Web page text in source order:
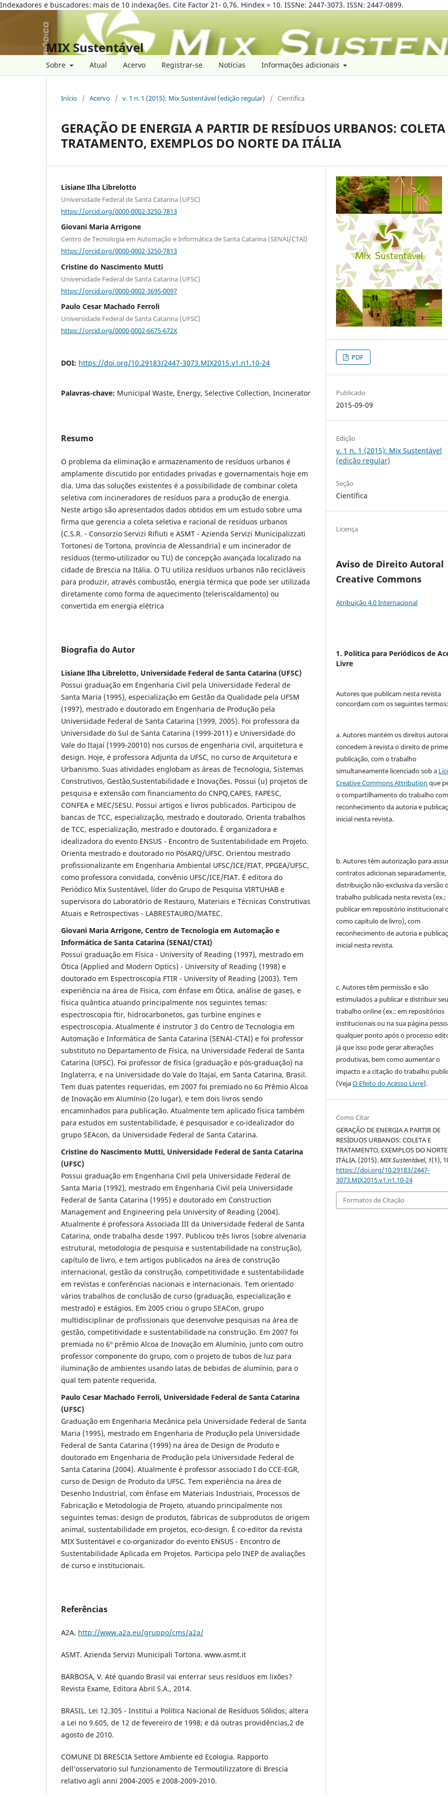
Indexadores e buscadores: mais de 10 indexações. Cite Factor 21- 0,76. Hindex = 10. ISSNe: 2447-3073. ISSN: 2447-0899.
MIX Sustentável
Sobre Atual Acervo Registrar-se Notícias Informações adicionais
Início / Acervo / v. 1 n. 1 (2015): Mix Sustentável (edição regular) / Científica
GERAÇÃO DE ENERGIA A PARTIR DE RESÍDUOS URBANOS: COLETA
TRATAMENTO, EXEMPLOS DO NORTE DA ITÁLIA
Lisiane Ilha Librelotto
Universidade Federal de Santa Catarina (UFSC)
https://orcid.org/0000-0002-3250-7813
Giovani Maria Arrigone
Centro de Tecnologia em Automação e Informática de Santa Catarina (SENAI/CTAI)
https://orcid.org/0000-0002-3250-7813
Cristine do Nascimento Mutti
Universidade Federal de Santa Catarina (UFSC)
https://orcid.org/0000-0002-3695-0097
Paulo Cesar Machado Ferroli
Universidade Federal de Santa Catarina (UFSC)
https://orcid.org/0000-0002-6675-672X
DOI: https://doi.org/10.29183/2447-3073.MIX2015.v1.n1.10-24
Palavras-chave: Municipal Waste, Energy, Selective Collection, Incinerator
Resumo
O problema da eliminação e armazenamento de resíduos urbanos é
amplamente discutido por entidades privadas e governamentais hoje em
dia. Uma das soluções existentes é a possibilidade de combinar coleta
seletiva com incineradores de resíduos para a produção de energia.
Neste artigo são apresentados dados obtidos em um estudo sobre uma
firma que gerencia a coleta seletiva e racional de resíduos urbanos
(C.S.R. - Consorzio Servizi Rifiuti e ASMT - Azienda Servizi Municipalizzati
Tortonesi de Tortona, província de Alessandria) e um incinerador de
resíduos (termo-utilizador ou TU) de concepção avançada localizado na
cidade de Brescia na Itália. O TU utiliza resíduos urbanos não recicláveis
para produzir, através combustão, energia térmica que pode ser utilizada
diretamente como forma de aquecimento (teleriscaldamento) ou
convertida em energia elétrica
Biografia do Autor
Lisiane Ilha Librelotto, Universidade Federal de Santa Catarina (UFSC)
Possui graduação em Engenharia Civil pela Universidade Federal de
Santa Maria (1995), especialização em Gestão da Qualidade pela UFSM
(1997), mestrado e doutorado em Engenharia de Produção pela
Universidade Federal de Santa Catarina (1999, 2005). Foi professora da
Universidade do Sul de Santa Catarina (1999-2011) e Universidade do
Vale do Itajaí (1999-20010) nos cursos de engenharia civil, arquitetura e
design. Hoje, é professora Adjunta da UFSC, no curso de Arquitetura e
Urbanismo. Suas atividades englobam as áreas de Tecnologia, Sistemas
Construtivos, Gestão,Sustentabilidade e Inovações. Possui (u) projetos de
pesquisa e extensão com financiamento do CNPQ,CAPES, FAPESC,
CONFEA e MEC/SESU. Possui artigos e livros publicados. Participou de
bancas de TCC, especialização, mestrado e doutorado. Orienta trabalhos
de TCC, especialização, mestrado e doutorado. È organizadora e
idealizadora do evento ENSUS - Encontro de Sustentabilidade em Projeto.
Orienta mestrado e doutorado no PósARQ/UFSC. Orientou mestrado
profissionalizante em Engenharia Ambiental UFSC/ICE/FIAT, PPGEA/UFSC,
como professora convidada, convênio UFSC/ICE/FIAT. É editora do
Periódico Mix Sustentável, líder do Grupo de Pesquisa VIRTUHAB e
supervisora do Laboratório de Restauro, Materiais e Técnicas Construtivas
Atuais e Retrospectivas - LABRESTAURO/MATEC.
Giovani Maria Arrigone, Centro de Tecnologia em Automação e
Informática de Santa Catarina (SENAI/CTAI)
Possui graduação em Física - University of Reading (1997), mestrado em
Ótica (Applied and Modern Optics) - University of Reading (1998) e
doutorado em Espectroscopia FTIR - University of Reading (2003). Tem
experiência na área de Física, com ênfase em Ótica, análise de gases, e
física quântica atuando principalmente nos seguintes temas:
espectroscopia ftir, hidrocarbonetos, gas turbine engines e
espectroscopia. Atualmente é instrutor 3 do Centro de Tecnologia em
Automação e Informática de Santa Catarina (SENAI-CTAI) e foi professor
substituto no Departamento de Física, na Universidade Federal de Santa
Catarina (UFSC). Foi professor de física (graduação e pós-graduação) na
Inglaterra, e na Universidade do Vale do Itajaí, em Santa Catarina, Brasil.
Tem duas patentes requeridas, em 2007 foi premiado no 6o Prêmio Alcoa
de Inovação em Alumínio (2o lugar), e tem dois livros sendo
encaminhados para publicação. Atualmente tem aplicado física também
para estudos em sustentabilidade, é pesquisador e co-idealizador do
grupo SEAcon, da Universidade Federal de Santa Catarina.
Cristine do Nascimento Mutti, Universidade Federal de Santa Catarina
(UFSC)
Possui graduação em Engenharia Civil pela Universidade Federal de
Santa Maria (1992), mestrado em Engenharia Civil pela Universidade
Federal de Santa Catarina (1995) e doutorado em Construction
Management and Engineering pela University of Reading (2004).
Atualmente é professora Associada III da Universidade Federal de Santa
Catarina, onde trabalha desde 1997. Publicou três livros (sobre alvenaria
estrutural, metodologia de pesquisa e sustentabilidade na construção),
capítulo de livro, e tem artigos publicados na área de construção
internacional, gestão da construção, competitividade e sustentabilidade
em revistas e conferências nacionais e internacionais. Tem orientado
vários trabalhos de conclusão de curso (graduação, especialização e
mestrado) e estágios. Em 2005 criou o grupo SEACon, grupo
multidisciplinar de profissionais que desenvolve pesquisas na área de
gestão, competitividade e sustentabilidade na construção. Em 2007 foi
premiada no 6º prêmio Alcoa de Inovação em Alumínio, junto com outro
professor componente do grupo, com o projeto de tubos de luz para
iluminação de ambientes usando latas de bebidas de alumínio, para o
qual tem patente requerida.
Paulo Cesar Machado Ferroli, Universidade Federal de Santa Catarina
(UFSC)
Graduação em Engenharia Mecânica pela Universidade Federal de Santa
Maria (1995), mestrado em Engenharia de Produção pela Universidade
Federal de Santa Catarina (1999) na área de Design de Produto e
doutorado em Engenharia de Produção pela Universidade Federal de
Santa Catarina (2004). Atualmente é professor associado I do CCE-EGR,
curso de Design de Produto da UFSC. Tem experiência na área de
Desenho Industrial, com ênfase em Materiais Industriais, Processos de
Fabricação e Metodologia de Projeto, atuando principalmente nos
seguintes temas: design de produtos, fábricas de subprodutos de origem
animal, sustentabilidade em projetos, eco-design. É co-editor da revista
MIX Sustentável e co-organizador do evento ENSUS - Encontro de
Sustentabilidade Aplicada em Projetos. Participa pelo INEP de avaliações
de curso e institucionais.
Referências
A2A. http://www.a2a.eu/gruppo/cms/a2a/
ASMT. Azienda Servizi Municipali Tortona. www.asmt.it
BARBOSA, V. Até quando Brasil vai enterrar seus resíduos em lixões?
Revista Exame, Editora Abril S.A., 2014.
BRASIL. Lei 12.305 - Institui a Política Nacional de Resíduos Sólidos; altera
a Lei no 9.605, de 12 de fevereiro de 1998; e dá outras providências,2 de
agosto de 2010.
COMUNE DI BRESCIA Settore Ambiente ed Ecologia. Rapporto
dell’osservatorio sul funzionamento de Termoutilizzatore di Brescia
relativo agli anni 2004-2005 e 2008-2009-2010.
PDF
Publicado
2015-09-09
Edição
v. 1 n. 1 (2015): Mix Sustentável
(edição regular)
Seção
Científica
Licença
Aviso de Direito Autoral
Creative Commons
Atribuição 4.0 Internacional
1. Política para Periódicos de
Livre
Autores que publicam nesta revista
concordam com os seguintes
a. Autores mantém os direitos
concedem à revista o direito de
publicação, com o trabalho
simultaneamente licenciado sob a
Creative Commons Attribution que
o compartilhamento do trabalho
reconhecimento da autoria e
inicial nesta revista.
b. Autores têm autorização para
contratos adicionais separadamente,
distribuição não-exclusiva da versão
trabalho publicada nesta revista (ex.:
publicar em repositório institucional
como capítulo de livro), com
reconhecimento de autoria e
inicial nesta revista.
c. Autores têm permissão e são
estimulados a publicar e distribuir
trabalho online (ex.: em repositórios
institucionais ou na sua página
qualquer ponto após o processo
já que isso pode gerar alterações
produtivas, bem como aumentar o
impacto e a citação do trabalho
(VejaO Efeito do Acesso Livre).
Como Citar
GERAÇÃO DE ENERGIA A PARTIR DE
RESÍDUOS URBANOS: COLETA E
TRATAMENTO, EXEMPLOS DO
ITÁLIA. (2015).MIX Sustentável, 1(1),
https://doi.org/10.29183/2447-
3073.MIX2015.v1.n1.10-24
Formatos de Citação